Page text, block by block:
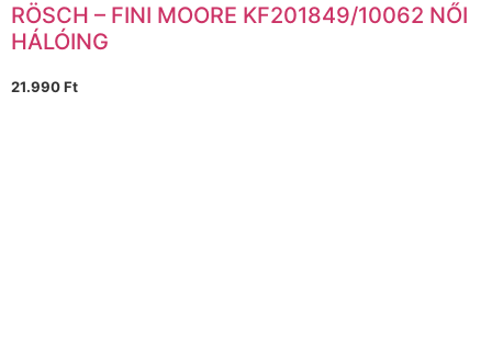
RÖSCH – FINI MOORE KF201849/10062 NŐI
HÁLÓING
21.990Ft